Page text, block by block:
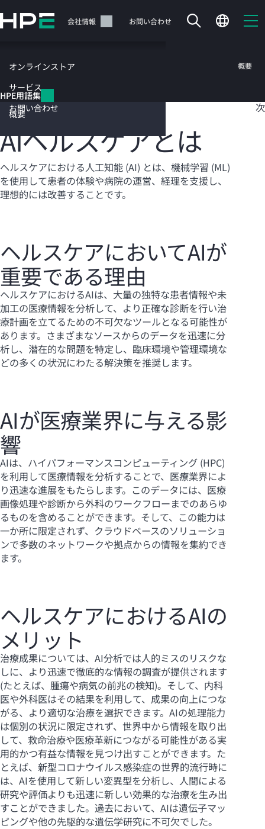
イ
ン
ス
キ
ッ
プ
す
る
サポート 会社情報 お問い合わせ
オンラインストア
サービス
お問い合わせ
カートは空です
HPEストアで商品を検索、構成、注文できます。
HPE用語集 概要
概要
HPE用語集
AIヘルスケア
AIヘルスケアとは
ヘルスケアにおける人工知能 (AI) とは、機械学習 (ML)
を使用して患者の体験や病院の運営、経理を支援し、
理想的には改善することです。
次
ヘルスケアにおいてAIが
重要である理由
ヘルスケアにおけるAIは、大量の独特な患者情報や未
加工の医療情報を分析して、より正確な診断を行い治
療計画を立てるための不可欠なツールとなる可能性が
あります。さまざまなソースからのデータを迅速に分
析し、潜在的な問題を特定し、臨床環境や管理環境な
どの多くの状況にわたる解決策を推奨します。
AIが医療業界に与える影
響
AIは、ハイパフォーマンスコンピューティング (HPC)
を利用して医療情報を分析することで、医療業界によ
り迅速な進展をもたらします。このデータには、医療
画像処理や診断から外科のワークフローまでのあらゆ
るものを含めることができます。そして、この能力は
一か所に限定されず、クラウドベースのソリューショ
ンで多数のネットワークや拠点からの情報を集約でき
ます。
ヘルスケアにおけるAIの
メリット
治療成果については、AI分析では人的ミスのリスクな
しに、より迅速で徹底的な情報の調査が提供されます
(たとえば、腫瘍や病気の前兆の検知)。そして、内科
医や外科医はその結果を利用して、成果の向上につな
がる、より適切な治療を選択できます。AIの処理能力
は個別の状況に限定されず、世界中から情報を取り出
して、救命治療や医療革新につながる可能性がある実
用的かつ有益な情報を見つけ出すことができます。た
とえば、新型コロナウイルス感染症の世界的流行時に
は、AIを使用して新しい変異型を分析し、人間による
研究や評価よりも迅速に新しい効果的な治療を生み出
すことができました。過去において、AIは遺伝子マッ
ピングや他の先駆的な遺伝学研究に不可欠でした。